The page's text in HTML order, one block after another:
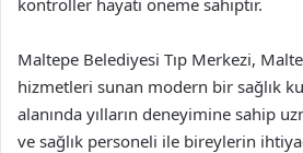
kontroller hayati öneme sahiptir.
Maltepe Belediyesi Tıp Merkezi,
hizmetleri sunan modern bir sağlık
alanında yılların deneyimine sahip
ve sağlık personeli ile bireylerin